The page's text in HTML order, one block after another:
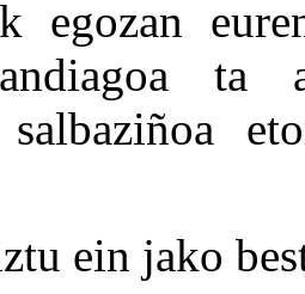
egozan
ta
salbaziñoa
ein jako